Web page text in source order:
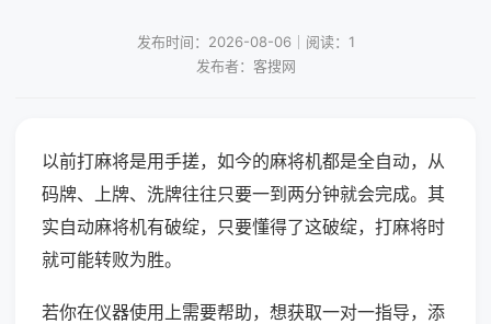
发布时间：2026-08-06｜阅读：1
发布者：客搜网
以前打麻将是用手搓，如今的麻将机都是全自动，从
码牌、上牌、洗牌往往只要一到两分钟就会完成。其
实自动麻将机有破绽，只要懂得了这破绽，打麻将时
就可能转败为胜。
若你在仪器使用上需要帮助，想获取一对一指导，添